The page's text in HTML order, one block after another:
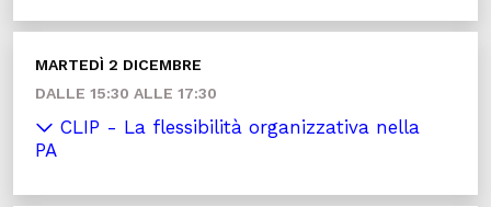
MARTEDÌ 2 DICEMBRE
DALLE 15:30 ALLE 17:30
CLIP - La flessibilità organizzativa nella
PA